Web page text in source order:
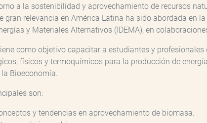
a la sostenibilidad y aprovechamiento de recursos
gran relevancia en América Latina ha sido abordada en
y Materiales Alternativos (IDEMA), en
como objetivo capacitar a estudiantes y
físicos y termoquímicos para la producción de
Bioeconomía.
son:
y tendencias en aprovechamiento de biomasa.